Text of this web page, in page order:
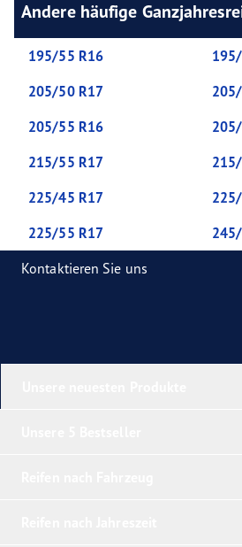
Andere häufige
195/55 R16
205/50 R17
205/55 R16
215/55 R17
225/45 R17
225/55 R17
Kontaktieren Sie uns